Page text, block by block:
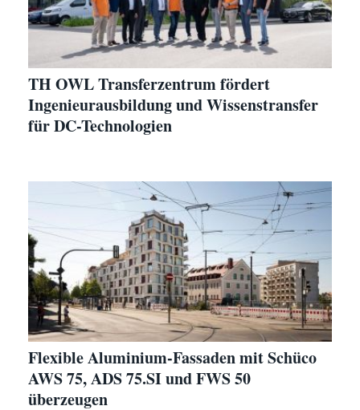
TH OWL Transferzentrum fördert
Ingenieurausbildung und Wissenstransfer
für DC-Technologien
Flexible Aluminium-Fassaden mit Schüco
AWS 75, ADS 75.SI und FWS 50
überzeugen